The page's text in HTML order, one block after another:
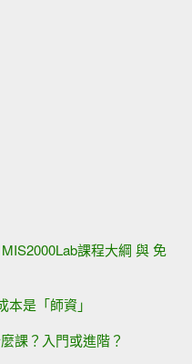
課程大綱 與 免
是「師資」
課？入門或進階？